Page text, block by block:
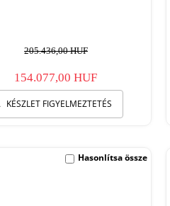
205.436,00 HUF
154.077,00 HUF
KÉSZLET FIGYELMEZTETÉS
Hasonlítsa össze